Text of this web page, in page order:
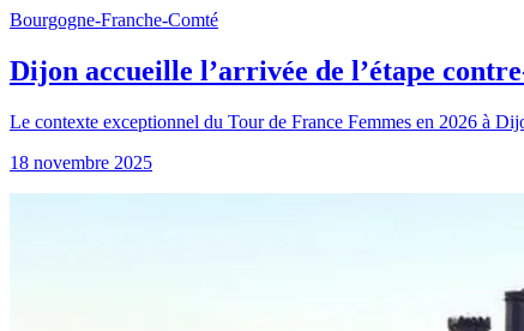
Bourgogne-Franche-Comté
Dijon accueille l’arrivée de l’étape
Le contexte exceptionnel du Tour de France Femmes en 2026 à
18 novembre 2025